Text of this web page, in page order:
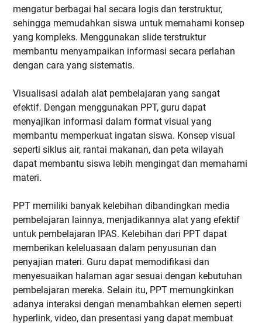
mengatur berbagai hal secara logis dan terstruktur,
sehingga memudahkan siswa untuk memahami konsep
yang kompleks. Menggunakan slide terstruktur
membantu menyampaikan informasi secara perlahan
dengan cara yang sistematis.
Visualisasi adalah alat pembelajaran yang sangat
efektif. Dengan menggunakan PPT, guru dapat
menyajikan informasi dalam format visual yang
membantu memperkuat ingatan siswa. Konsep visual
seperti siklus air, rantai makanan, dan peta wilayah
dapat membantu siswa lebih mengingat dan memahami
materi.
PPT memiliki banyak kelebihan dibandingkan media
pembelajaran lainnya, menjadikannya alat yang efektif
untuk pembelajaran IPAS. Kelebihan dari PPT dapat
memberikan keleluasaan dalam penyusunan dan
penyajian materi. Guru dapat memodifikasi dan
menyesuaikan halaman agar sesuai dengan kebutuhan
pembelajaran mereka. Selain itu, PPT memungkinkan
adanya interaksi dengan menambahkan elemen seperti
hyperlink, video, dan presentasi yang dapat membuat